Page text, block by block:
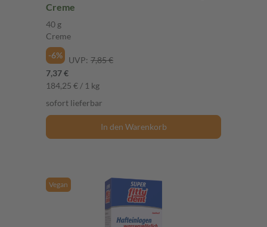
Creme
40 g
Creme
-6%
UVP: 7,85 €
7,37 €
184,25 € / 1 kg
sofort lieferbar
In den Warenkorb
Vegan